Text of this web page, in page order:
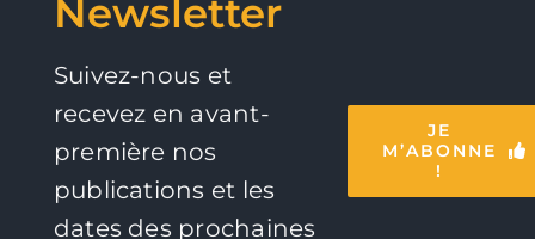
Newsletter
Suivez-nous et
recevez en avant-
première nos
publications et les
dates des prochaines
JE
M’ABONNE
!